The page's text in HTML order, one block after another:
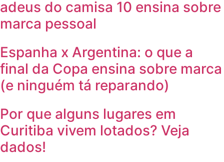
adeus do camisa 10 ensina sobre
marca pessoal
Espanha x Argentina: o que a
final da Copa ensina sobre marca
(e ninguém tá reparando)
Por que alguns lugares em
Curitiba vivem lotados? Veja
dados!